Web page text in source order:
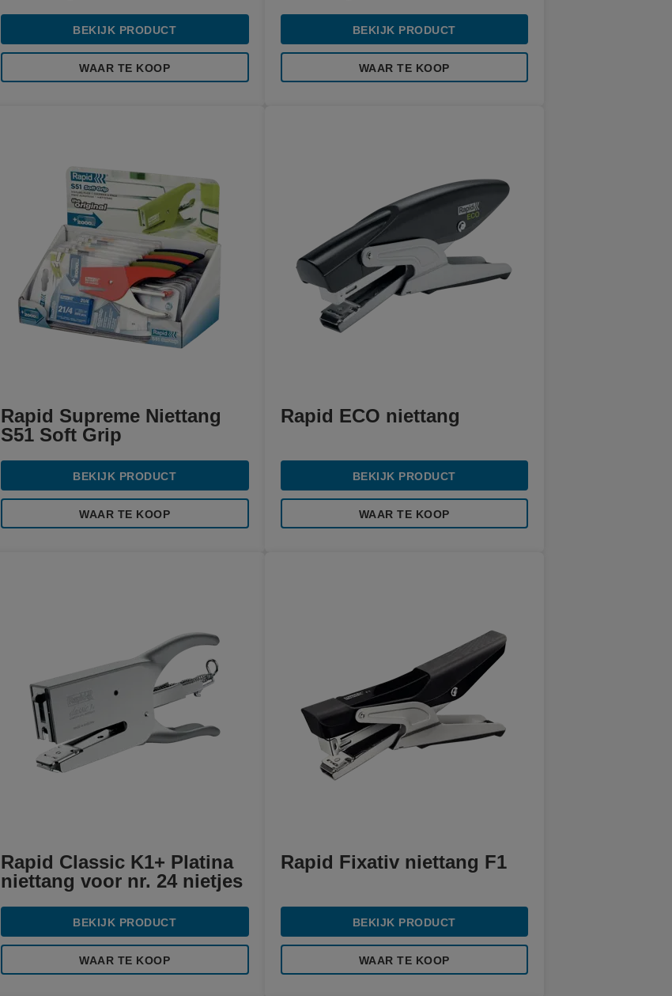
BEKIJK PRODUCT
WAAR TE KOOP
BEKIJK PRODUCT
WAAR TE KOOP
Rapid Supreme Niettang
S51 Soft Grip
BEKIJK PRODUCT
WAAR TE KOOP
Rapid ECO niettang
BEKIJK PRODUCT
WAAR TE KOOP
Rapid Classic K1+ Platina
niettang voor nr. 24 nietjes
BEKIJK PRODUCT
WAAR TE KOOP
Rapid Fixativ niettang F1
BEKIJK PRODUCT
WAAR TE KOOP